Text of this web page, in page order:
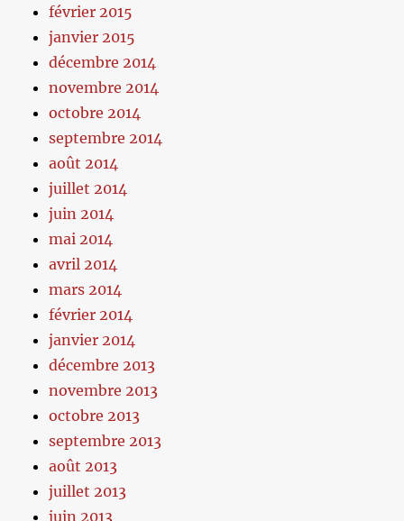
février 2015
janvier 2015
décembre 2014
novembre 2014
octobre 2014
septembre 2014
août 2014
juillet 2014
juin 2014
mai 2014
avril 2014
mars 2014
février 2014
janvier 2014
décembre 2013
novembre 2013
octobre 2013
septembre 2013
août 2013
juillet 2013
juin 2013